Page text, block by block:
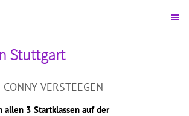
Stuttgart
VERSTEEGEN
allen 3 Startklassen auf der